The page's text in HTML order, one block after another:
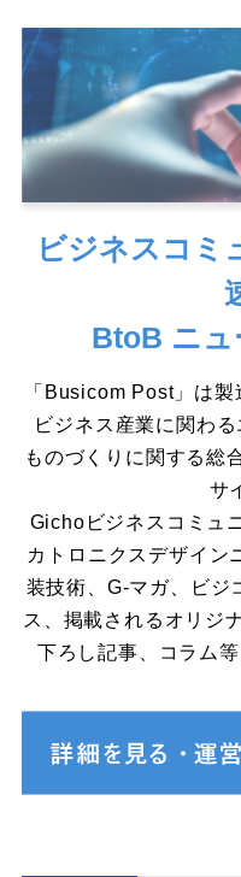
ビジネスコミ
BtoB ニュ
「Busicom Post」は
ビジネス産業に関わ
ものづくりに関する総
サ
Gichoビジネスコミュ
カトロニクスデザイン
装技術、G-マガ、ビジ
ス、掲載されるオリジ
下ろし記事、コラム